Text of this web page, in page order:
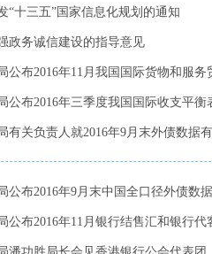
“十三五”国家信息化规划的通知
政务诚信建设的指导意见
公布2016年11月我国国际货物和服务
公布2016年三季度我国国际收支平衡
有关负责人就2016年9月末外债数据
公布2016年9月末中国全口径外债数据
公布2016年11月银行结售汇和银行